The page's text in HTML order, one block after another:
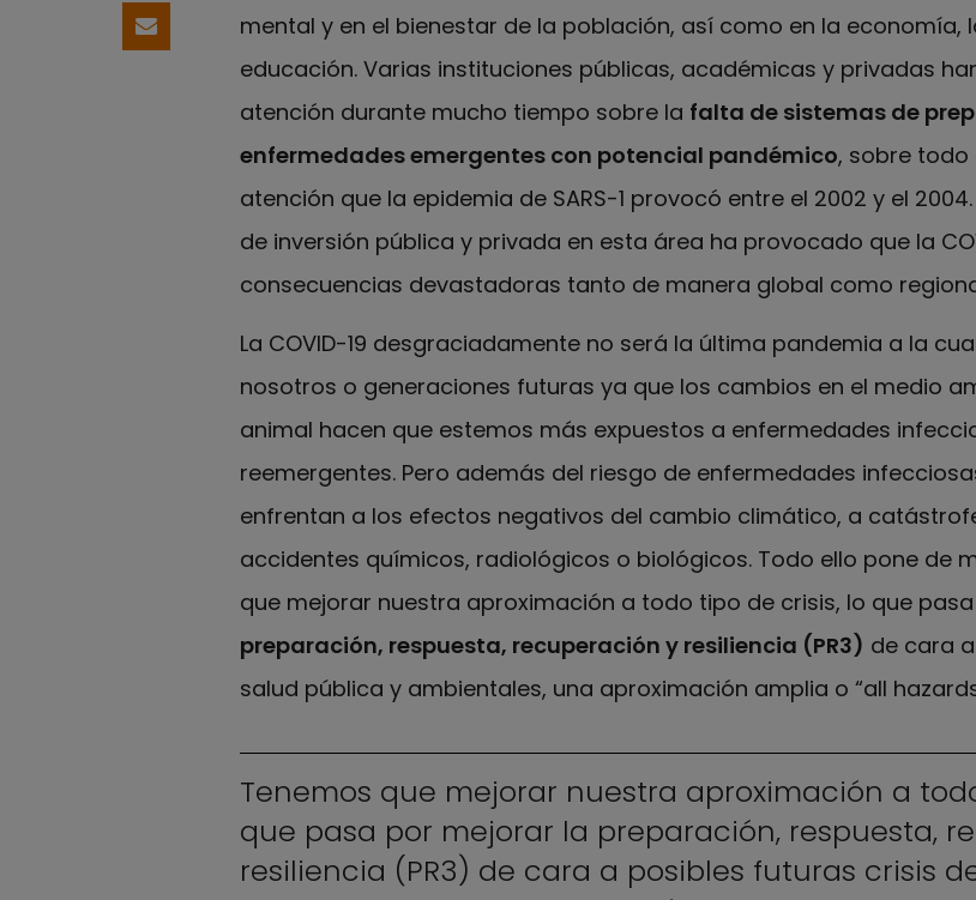
Compartir por email
mental y en el bienestar de la población, así como en la economía,
educación. Varias instituciones públicas, académicas y privadas
atención durante mucho tiempo sobre la falta de sistemas de
enfermedades emergentes con potencial pandémico, sobre todo
atención que la epidemia de SARS-1 provocó entre el 2002 y el
de inversión pública y privada en esta área ha provocado que la
consecuencias devastadoras tanto de manera global como
La COVID-19 desgraciadamente no será la última pandemia a la
nosotros o generaciones futuras ya que los cambios en el medio
animal hacen que estemos más expuestos a enfermedades
reemergentes. Pero además del riesgo de enfermedades
enfrentan a los efectos negativos del cambio climático, a
accidentes químicos, radiológicos o biológicos. Todo ello pone de
que mejorar nuestra aproximación a todo tipo de crisis, lo que
preparación, respuesta, recuperación y resiliencia (PR3) de cara
salud pública y ambientales, una aproximación amplia o “all
Tenemos que mejorar nuestra aproximación a
que pasa por mejorar la preparación, respuesta,
resiliencia (PR3) de cara a posibles futuras crisis